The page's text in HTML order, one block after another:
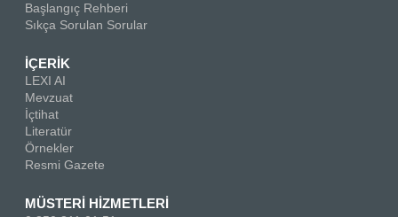
Başlangıç Rehberi
Sıkça Sorulan Sorular
İÇERİK
LEXI AI
Mevzuat
İçtihat
Literatür
Örnekler
Resmi Gazete
MÜSTERİ HİZMETLERİ